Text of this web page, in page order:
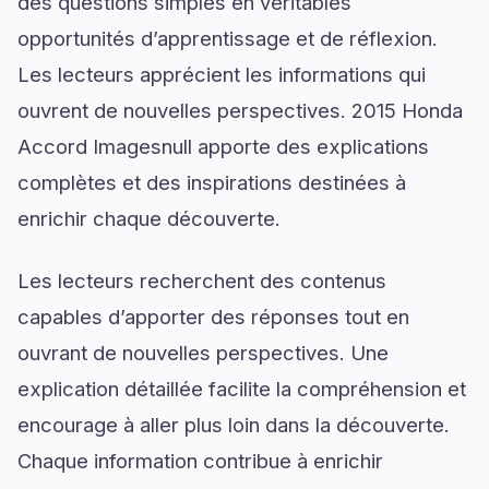
opportunités d’apprentissage et de réflexion.
Les lecteurs apprécient les informations qui
ouvrent de nouvelles perspectives. 2015 Honda
Accord Imagesnull apporte des explications
complètes et des inspirations destinées à
enrichir chaque découverte.
Les lecteurs recherchent des contenus
capables d’apporter des réponses tout en
ouvrant de nouvelles perspectives. Une
explication détaillée facilite la compréhension et
encourage à aller plus loin dans la découverte.
Chaque information contribue à enrichir